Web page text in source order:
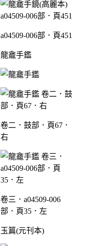
a04509-006部．頁451
龍龕手鑑
卷二．鼓部．頁67．
右
卷三．a04509-006
部．頁35．左
玉篇(元刊本)